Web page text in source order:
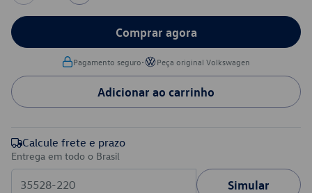
Comprar agora
Pagamento seguro• Peça original Volkswagen
Adicionar ao carrinho
Calcule frete e prazo
Entrega em todo o Brasil
Simular